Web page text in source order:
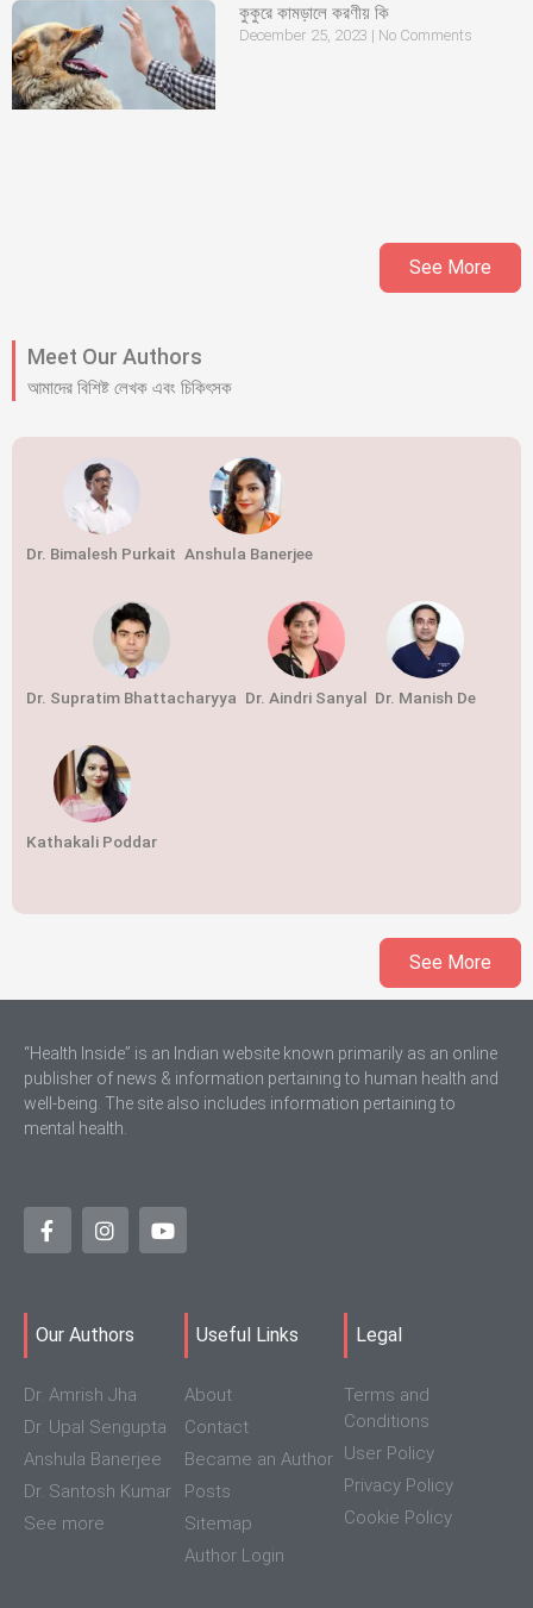
কুকুরে কামড়ালে করণীয় কি
December 25, 2023 No Comments
See More
Meet Our Authors
আমাদের বিশিষ্ট লেখক এবং চিকিৎসক
Dr. Bimalesh Purkait Anshula Banerjee
Dr. Supratim Bhattacharyya Dr. Aindri Sanyal Dr. Manish De
Kathakali Poddar
See More
“Health Inside” is an Indian website known primarily as an online
publisher of news & information pertaining to human health and
well-being. The site also includes information pertaining to
mental health.
Our Authors
Dr. Amrish Jha
Dr. Upal Sengupta
Anshula Banerjee
Dr. Santosh Kumar
See more
Useful Links
About
Contact
Became an Author
Posts
Sitemap
Author Login
Legal
Terms and
Conditions
User Policy
Privacy Policy
Cookie Policy